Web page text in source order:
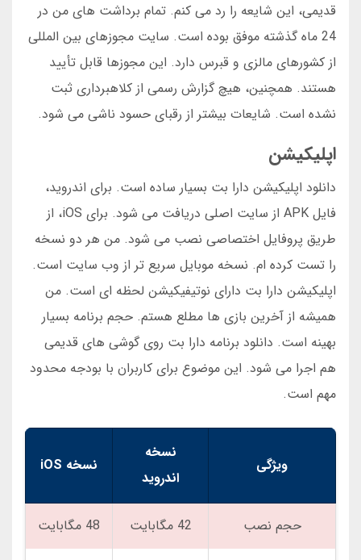
قدیمی، این شایعه را رد می کنم. تمام برداشت های من در
24 ماه گذشته موفق بوده است. سایت مجوزهای بین المللی
از کشورهای مالزی و قبرس دارد. این مجوزها قابل تأیید
هستند. همچنین، هیچ گزارش رسمی از کلاهبرداری ثبت
نشده است. شایعات بیشتر از رقبای حسود ناشی می شود.
اپلیکیشن
دانلود اپلیکیشن دارا بت بسیار ساده است. برای اندروید،
فایل APK از سایت اصلی دریافت می شود. برای iOS، از
طریق پروفایل اختصاصی نصب می شود. من هر دو نسخه
را تست کرده ام. نسخه موبایل سریع تر از وب سایت است.
اپلیکیشن دارا بت دارای نوتیفیکیشن لحظه ای است. من
همیشه از آخرین بازی ها مطلع هستم. حجم برنامه بسیار
بهینه است. دانلود برنامه دارا بت روی گوشی های قدیمی
هم اجرا می شود. این موضوع برای کاربران با بودجه محدود
مهم است.
ویژگی
نسخه
اندروید
نسخه iOS
حجم نصب 42 مگابایت 48 مگابایت